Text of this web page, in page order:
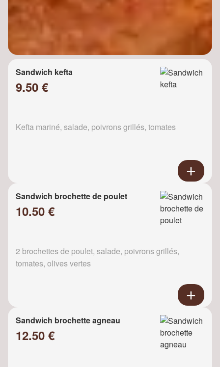
Sandwich kefta
9.50 €
Kefta mariné, salade, poivrons grillés, tomates
Sandwich brochette de poulet
10.50 €
2 brochettes de poulet, salade, poivrons grillés,
tomates, olives vertes
Sandwich brochette agneau
12.50 €